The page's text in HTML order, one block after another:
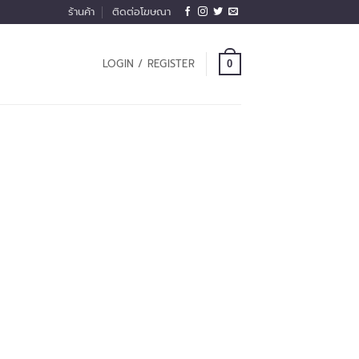
ร้านค้า ติดต่อโฆษณา
LOGIN / REGISTER 0